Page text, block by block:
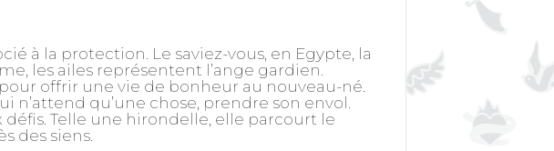
à la protection. Le saviez-vous, en Egypte, la
les ailes représentent l’ange gardien.
offrir une vie de bonheur au nouveau-né.
qu’une chose, prendre son envol.
défis. Telle une hirondelle, elle parcourt le
des siens.